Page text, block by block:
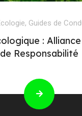
, Guides de
:
de Responsabilité